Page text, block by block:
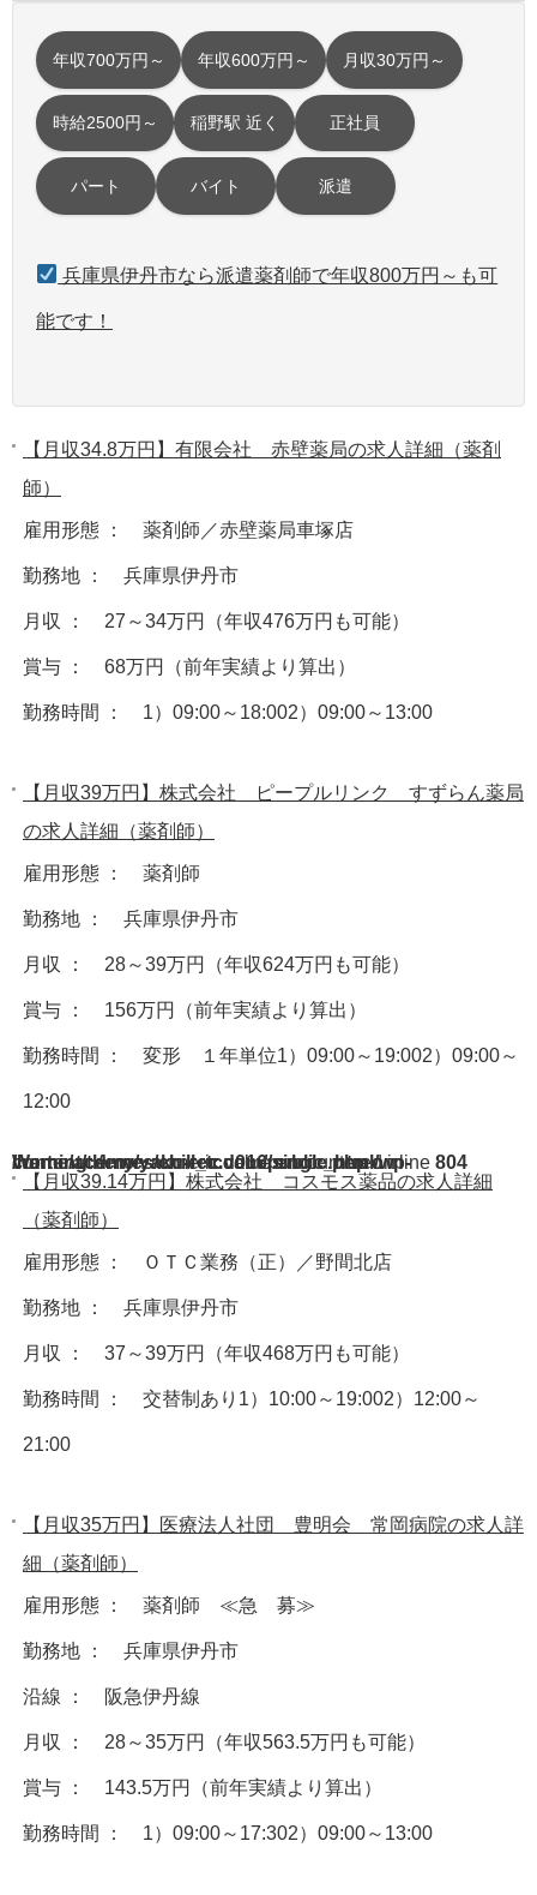
年収700万円～ 年収600万円～ 月収30万円～
時給2500円～ 稲野駅 近く 正社員
パート バイト 派遣
兵庫県伊丹市なら派遣薬剤師で年収800万円～も可
能です！
【月収34.8万円】有限会社 赤壁薬局の求人詳細（薬剤
師）
雇用形態 ： 薬剤師／赤壁薬局車塚店
勤務地 ： 兵庫県伊丹市
月収 ： 27～34万円（年収476万円も可能）
賞与 ： 68万円（前年実績より算出）
勤務時間 ： 1）09:00～18:002）09:00～13:00
【月収39万円】株式会社 ピープルリンク すずらん薬局
の求人詳細（薬剤師）
雇用形態 ： 薬剤師
勤務地 ： 兵庫県伊丹市
月収 ： 28～39万円（年収624万円も可能）
賞与 ： 156万円（前年実績より算出）
勤務時間 ： 変形 １年単位1）09:00～19:002）09:00～
12:00
Warning: A non-numeric value encountered in
/home/acdmy/yaku-rec.com/public_html/wp-content/themes/chill_tcd016/single.phpon line 804
【月収39.14万円】株式会社 コスモス薬品の求人詳細
（薬剤師）
雇用形態 ： ＯＴＣ業務（正）／野間北店
勤務地 ： 兵庫県伊丹市
月収 ： 37～39万円（年収468万円も可能）
勤務時間 ： 交替制あり1）10:00～19:002）12:00～
21:00
【月収35万円】医療法人社団 豊明会 常岡病院の求人詳
細（薬剤師）
雇用形態 ： 薬剤師 ≪急 募≫
勤務地 ： 兵庫県伊丹市
沿線 ： 阪急伊丹線
月収 ： 28～35万円（年収563.5万円も可能）
賞与 ： 143.5万円（前年実績より算出）
勤務時間 ： 1）09:00～17:302）09:00～13:00